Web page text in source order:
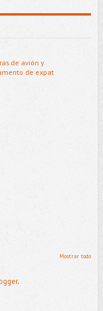
de avión y
de expat
Mostrar todo
.